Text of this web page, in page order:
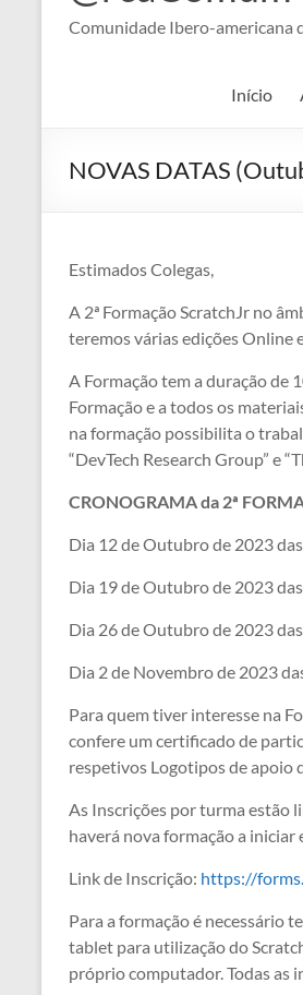
Comunidade Ibero-americana
Início
NOVAS DATAS
Estimados Colegas,
A 2ª Formação ScratchJr no
teremos várias edições Online
A Formação tem a duração de
Formação e a todos os
na formação possibilita o
“DevTech Research Group” e
CRONOGRAMA da 2ª
Dia 12 de Outubro de 2023
Dia 19 de Outubro de 2023
Dia 26 de Outubro de 2023
Dia 2 de Novembro de 2023
Para quem tiver interesse na
confere um certificado de
respetivos Logotipos de apoio
As Inscrições por turma estão
haverá nova formação a iniciar
Link de Inscrição: https://
Para a formação é necessário
tablet para utilização do
próprio computador. Todas as